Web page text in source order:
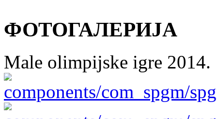
ФОТОГАЛЕРИЈА
Male olimpijske igre 2014.